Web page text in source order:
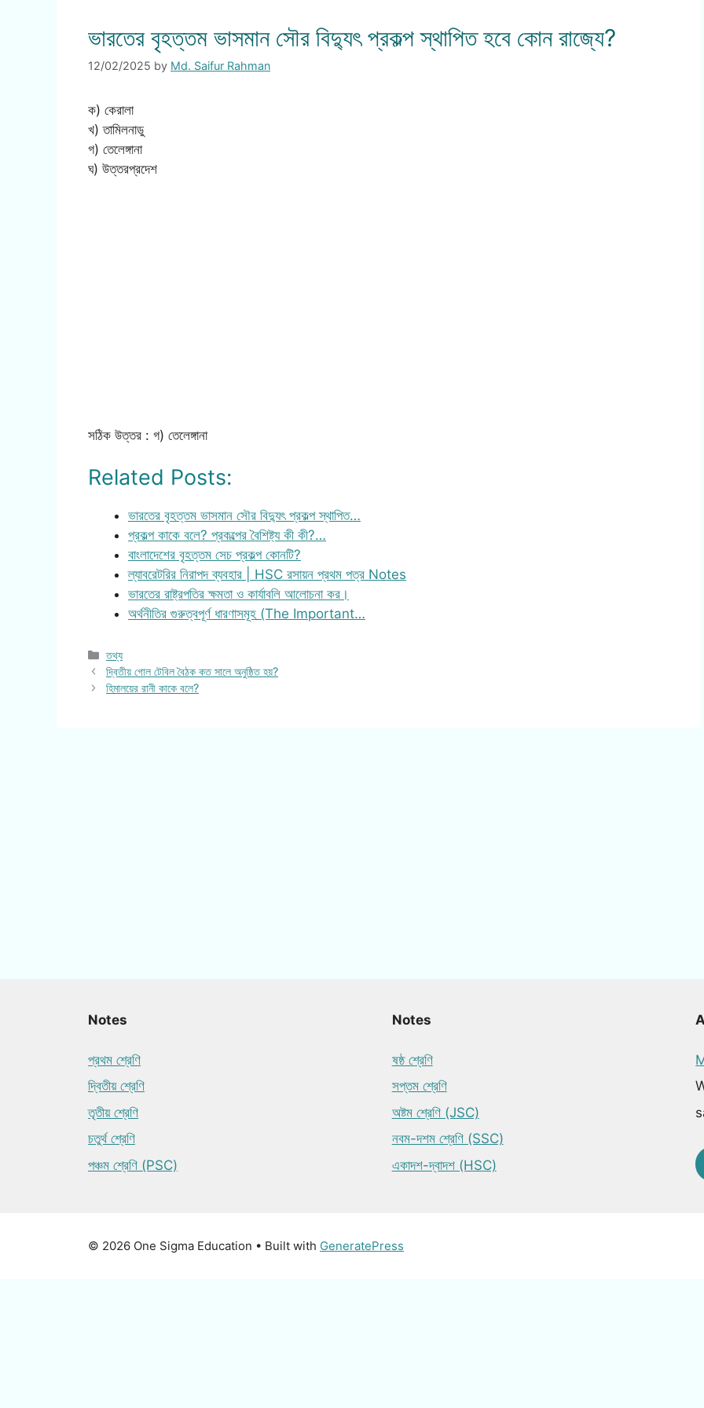
ভারতের বৃহত্তম ভাসমান সৌর বিদ্যুৎ প্রকল্প স্থাপিত হবে কোন রাজ্যে?
12/02/2025 by Md. Saifur Rahman
ক) কেরালা
খ) তামিলনাডু
গ) তেলেঙ্গানা
ঘ) উত্তরপ্রদেশ
সঠিক উত্তর : গ) তেলেঙ্গানা
Related Posts:
ভারতের বৃহত্তম ভাসমান সৌর বিদ্যুৎ প্রকল্প স্থাপিত…
প্রকল্প কাকে বলে? প্রকল্পের বৈশিষ্ট্য কী কী?…
বাংলাদেশের বৃহত্তম সেচ প্রকল্প কোনটি?
ল্যাবরেটরির নিরাপদ ব্যবহার | HSC রসায়ন প্রথম পত্র Notes
ভারতের রাষ্ট্রপতির ক্ষমতা ও কার্যাবলি আলোচনা কর।
অর্থনীতির গুরুত্বপূর্ণ ধারণাসমূহ (The Important…
Categories
তথ্য
দ্বিতীয় গোল টেবিল বৈঠক কত সালে অনুষ্ঠিত হয়?
হিমালয়ের রানী কাকে বলে?
Notes
প্রথম শ্রেণি
দ্বিতীয় শ্রেণি
তৃতীয় শ্রেণি
চতুর্থ শ্রেণি
পঞ্চম শ্রেণি (PSC)
Notes
ষষ্ঠ শ্রেণি
সপ্তম শ্রেণি
অষ্টম শ্রেণি (JSC)
নবম-দশম শ্রেণি (SSC)
একাদশ-দ্বাদশ (HSC)
© 2026 One Sigma Education • Built with GeneratePress